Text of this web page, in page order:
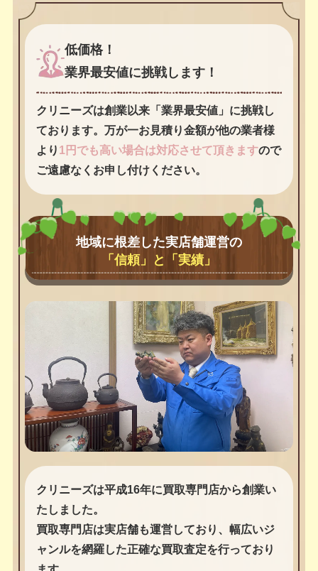
低価格！
業界最安値に挑戦します！
クリニーズは創業以来「業界最安値」に挑戦し
ております。万が一お見積り金額が他の業者様
より 1円でも高い場合は対応させて頂きますので
ご遠慮なくお申し付けください。
地域に根差した実店舗運営の
「信頼」と「実績」
クリニーズは平成16年に買取専門店から創業い
たしました。
買取専門店は実店舗も運営しており、幅広いジ
ャンルを網羅した正確な買取査定を行っており